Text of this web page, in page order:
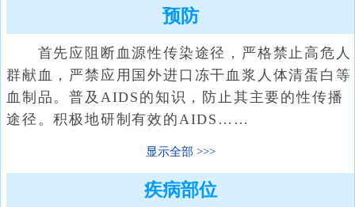
预防
首先应阻断血源性传染途径，严格禁止高危人
群献血，严禁应用国外进口冻干血浆人体清蛋白等
血制品。普及AIDS的知识，防止其主要的性传播
途径。积极地研制有效的AIDS……
显示全部
疾病部位